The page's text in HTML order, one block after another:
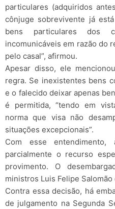
particulares (adquiridos
cônjuge sobrevivente já
bens particulares dos
incomunicáveis em razão do
pelo casal”, afirmou.
Apesar disso, ele
regra. Se inexistentes bens
e o falecido deixar apenas
é permitida, “tendo em
norma que visa não
situações excepcionais”.
Com esse entendimento,
parcialmente o recurso
provimento. O
ministros Luis Felipe
Contra essa decisão, há
de julgamento na Segunda